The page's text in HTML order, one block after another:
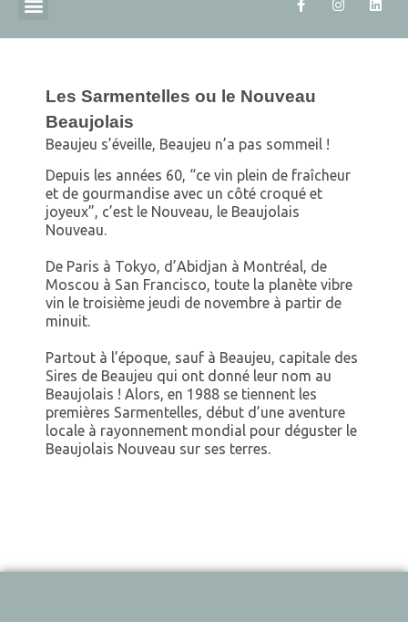
Les Sarmentelles ou le Nouveau
Beaujolais
Beaujeu s’éveille, Beaujeu n’a pas sommeil !
Depuis les années 60, “ce vin plein de fraîcheur
et de gourmandise avec un côté croqué et
joyeux”, c’est le Nouveau, le Beaujolais
Nouveau.
De Paris à Tokyo, d’Abidjan à Montréal, de
Moscou à San Francisco, toute la planète vibre
vin le troisième jeudi de novembre à partir de
minuit.
Partout à l’époque, sauf à Beaujeu, capitale des
Sires de Beaujeu qui ont donné leur nom au
Beaujolais ! Alors, en 1988 se tiennent les
premières Sarmentelles, début d’une aventure
locale à rayonnement mondial pour déguster le
Beaujolais Nouveau sur ses terres.